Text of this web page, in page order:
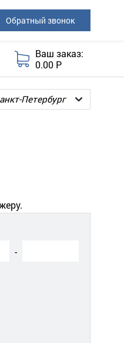
Обратный звонок
Ваш заказ:
0.00 Р
-